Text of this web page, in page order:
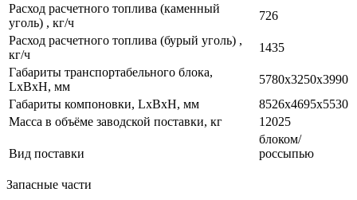
Расход расчетного топлива (каменный
уголь) , кг/ч
726
Расход расчетного топлива (бурый уголь) ,
кг/ч
1435
Габариты транспортабельного блока,
LxBxH, мм
5780х3250х3990
Габариты компоновки, LxBxH, мм
8526х4695х5530
Масса в объёме заводской поставки, кг
12025
Вид поставки
блоком/
россыпью
Запасные части